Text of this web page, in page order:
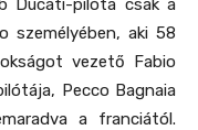
Ducati-pilóta csak a
személyében, aki 58
vezető Fabio
Pecco Bagnaia
a franciától.